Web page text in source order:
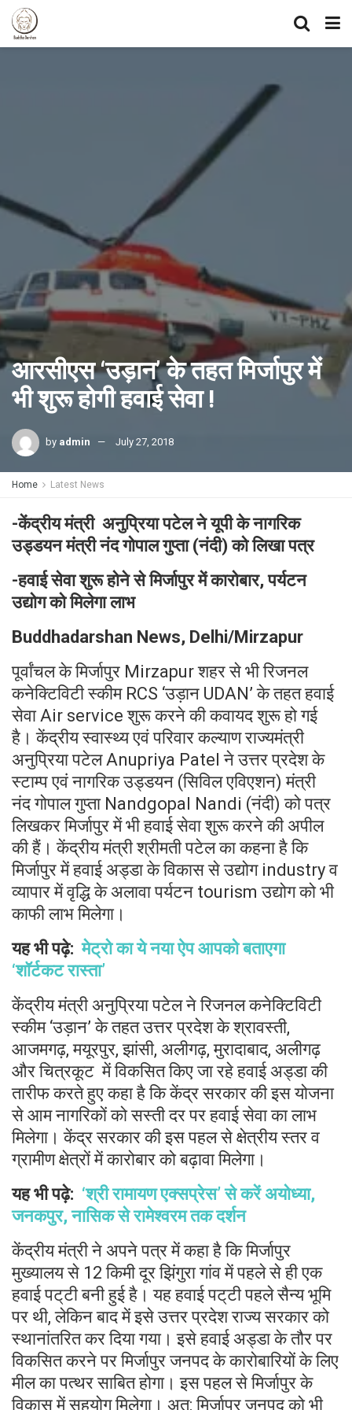
आरसीएस ‘उड़ान’ के तहत मिर्जापुर में
भी शुरू होगी हवाई सेवा !
by admin July 27, 2018
Home Latest News
-केंद्रीय मंत्री अनुप्रिया पटेल ने यूपी के नागरिक
उड्डयन मंत्री नंद गोपाल गुप्ता (नंदी) को लिखा पत्र
-हवाई सेवा शुरू होने से मिर्जापुर में कारोबार, पर्यटन
उद्योग को मिलेगा लाभ
Buddhadarshan News, Delhi/Mirzapur
पूर्वांचल के मिर्जापुर Mirzapur शहर से भी रिजनल
कनेक्टिविटी स्कीम RCS ‘उड़ान UDAN’ के तहत हवाई
सेवा Air service शुरू करने की कवायद शुरू हो गई
है। केंद्रीय स्वास्थ्य एवं परिवार कल्याण राज्यमंत्री
अनुप्रिया पटेल Anupriya Patel ने उत्तर प्रदेश के
स्टाम्प एवं नागरिक उड्डयन (सिविल एविएशन) मंत्री
नंद गोपाल गुप्ता Nandgopal Nandi (नंदी) को पत्र
लिखकर मिर्जापुर में भी हवाई सेवा शुरू करने की अपील
की हैं। केंद्रीय मंत्री श्रीमती पटेल का कहना है कि
मिर्जापुर में हवाई अड्डा के विकास से उद्योग industry व
व्यापार में वृद्धि के अलावा पर्यटन tourism उद्योग को भी
काफी लाभ मिलेगा।
यह भी पढ़े: मेट्रो का ये नया ऐप आपको बताएगा
‘शॉर्टकट रास्ता’
केंद्रीय मंत्री अनुप्रिया पटेल ने रिजनल कनेक्टिविटी
स्कीम ‘उड़ान’ के तहत उत्तर प्रदेश के श्रावस्ती,
आजमगढ़, मयूरपुर, झांसी, अलीगढ़, मुरादाबाद, अलीगढ़
और चित्रकूट में विकसित किए जा रहे हवाई अड्डा की
तारीफ करते हुए कहा है कि केंद्र सरकार की इस योजना
से आम नागरिकों को सस्ती दर पर हवाई सेवा का लाभ
मिलेगा। केंद्र सरकार की इस पहल से क्षेत्रीय स्तर व
ग्रामीण क्षेत्रों में कारोबार को बढ़ावा मिलेगा।
यह भी पढ़े: ‘श्री रामायण एक्सप्रेस’ से करें अयोध्या,
जनकपुर, नासिक से रामेश्वरम तक दर्शन
केंद्रीय मंत्री ने अपने पत्र में कहा है कि मिर्जापुर
मुख्यालय से 12 किमी दूर झिंगुरा गांव में पहले से ही एक
हवाई पट्‌टी बनी हुई है। यह हवाई पट्‌टी पहले सैन्य भूमि
पर थी, लेकिन बाद में इसे उत्तर प्रदेश राज्य सरकार को
स्थानांतरित कर दिया गया। इसे हवाई अड्डा के तौर पर
विकसित करने पर मिर्जापुर जनपद के कारोबारियों के लिए
मील का पत्थर साबित होगा। इस पहल से मिर्जापुर के
विकास में सहयोग मिलेगा। अत: मिर्जापुर जनपद को भी